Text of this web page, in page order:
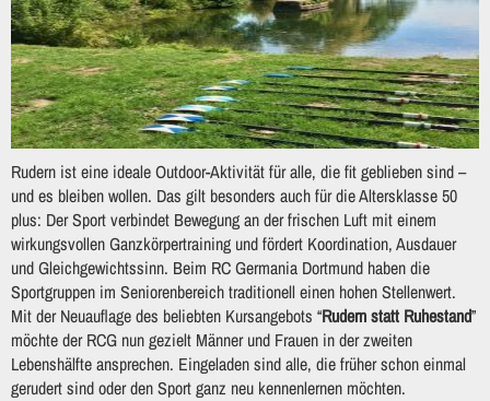
Rudern ist eine ideale Outdoor-Aktivität für alle, die fit geblieben sind –
und es bleiben wollen. Das gilt besonders auch für die Altersklasse 50
plus: Der Sport verbindet Bewegung an der frischen Luft mit einem
wirkungsvollen Ganzkörpertraining und fördert Koordination, Ausdauer
und Gleichgewichtssinn. Beim RC Germania Dortmund haben die
Sportgruppen im Seniorenbereich traditionell einen hohen Stellenwert.
Mit der Neuauflage des beliebten Kursangebots “Rudern statt Ruhestand”
möchte der RCG nun gezielt Männer und Frauen in der zweiten
Lebenshälfte ansprechen. Eingeladen sind alle, die früher schon einmal
gerudert sind oder den Sport ganz neu kennenlernen möchten.